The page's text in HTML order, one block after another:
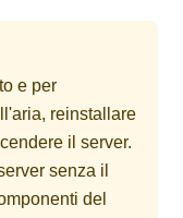
e per
reinstallare
il server.
senza il
del